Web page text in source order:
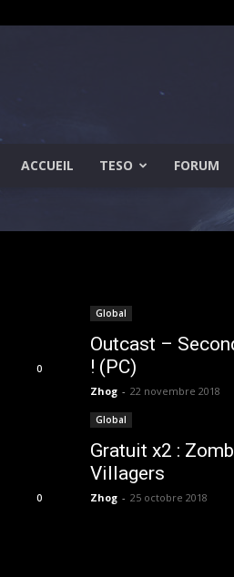
ACCUEIL TESO FORUM
0
Global
Outcast –
! (PC)
Zhog - 22 novembre 2018
0
Global
Gratuit x2 :
Villagers
Zhog - 25 octobre 2018